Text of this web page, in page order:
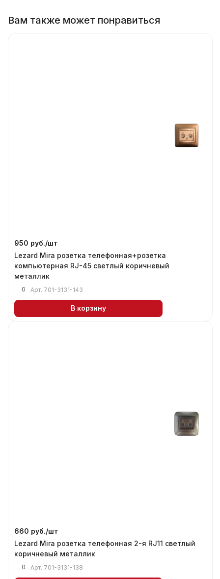
Вам также может понравиться
950 руб./шт
Lezard Mira розетка телефонная+розетка
компьютерная RJ-45 светлый коричневый
металлик
0 Арт. 701-3131-143
В корзину
660 руб./шт
Lezard Mira розетка телефонная 2-я RJ11 светлый
коричневый металлик
0 Арт. 701-3131-138